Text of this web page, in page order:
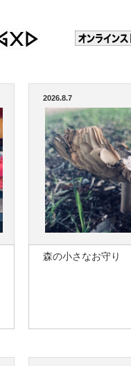
2026.8.7
森の小さなお守り